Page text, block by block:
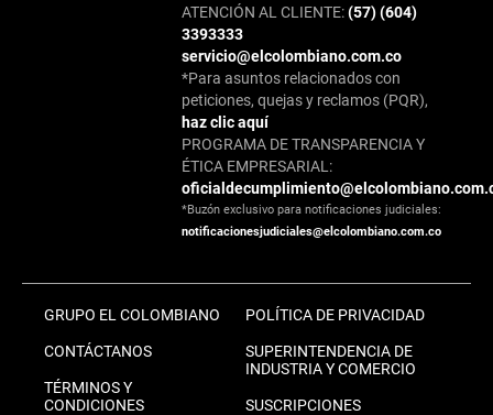
ATENCIÓN AL CLIENTE:(57) (604)
3393333
servicio@elcolombiano.com.co
*Para asuntos relacionados con
peticiones, quejas y reclamos (PQR),
haz clic aquí
PROGRAMA DE TRANSPARENCIA Y
ÉTICA EMPRESARIAL:
*Buzón exclusivo para notificaciones judiciales:
notificacionesjudiciales@elcolombiano.com.co
GRUPO EL COLOMBIANO
CONTÁCTANOS
TÉRMINOS Y
CONDICIONES
POLÍTICA DE PRIVACIDAD
SUPERINTENDENCIA DE
INDUSTRIA Y COMERCIO
SUSCRIPCIONES